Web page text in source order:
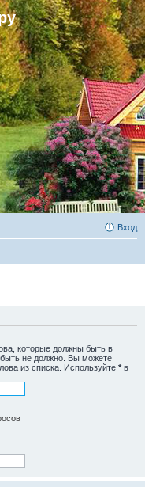
Вход
которые должны быть в
быть не должно. Вы можете
из списка. Используйте * в